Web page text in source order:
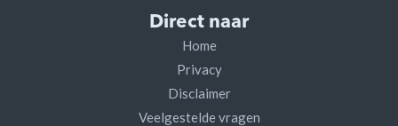
Direct naar
Home
Privacy
Disclaimer
Veelgestelde vragen